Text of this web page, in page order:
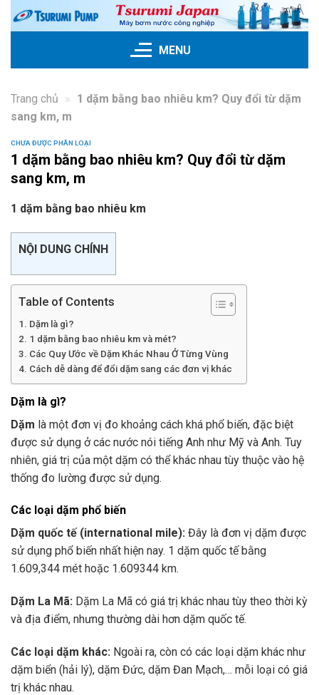
Skip
MENU
Trang chủ » 1 dặm bằng bao nhiêu km? Quy đổi từ dặm
sang km, m
CHƯA ĐƯỢC PHÂN LOẠI
1 dặm bằng bao nhiêu km? Quy đổi từ dặm
sang km, m
1 dặm bằng bao nhiêu km
NỘI DUNG CHÍNH
Table of Contents
Dặm là gì?
1 dặm bằng bao nhiêu km và mét?
Các Quy Ước về Dặm Khác Nhau Ở Từng Vùng
Cách dễ dàng để đổi dặm sang các đơn vị khác
Dặm là gì?
Dặm là một đơn vị đo khoảng cách khá phổ biến, đặc biệt
được sử dụng ở các nước nói tiếng Anh như Mỹ và Anh. Tuy
nhiên, giá trị của một dặm có thể khác nhau tùy thuộc vào hệ
thống đo lường được sử dụng.
Các loại dặm phổ biến
Dặm quốc tế (international mile): Đây là đơn vị dặm được
sử dụng phổ biến nhất hiện nay. 1 dặm quốc tế bằng
1.609,344 mét hoặc 1.609344 km.
Dặm La Mã: Dặm La Mã có giá trị khác nhau tùy theo thời kỳ
và địa điểm, nhưng thường dài hơn dặm quốc tế.
Các loại dặm khác: Ngoài ra, còn có các loại dặm khác như
dặm biển (hải lý), dặm Đức, dặm Đan Mạch,… mỗi loại có giá
trị khác nhau.